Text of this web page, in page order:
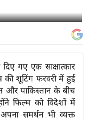
गए एक साक्षात्कार
की शूटिंग फरवरी में हुई
और पाकिस्तान के बीच
फिल्म को विदेशों में
समर्थन भी व्यक्त